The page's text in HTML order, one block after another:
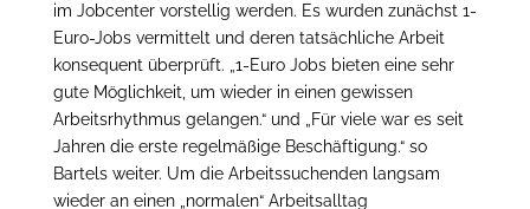
im Jobcenter vorstellig werden. Es wurden zunächst 1-
Euro-Jobs vermittelt und deren tatsächliche Arbeit
konsequent überprüft. „1-Euro Jobs bieten eine sehr
gute Möglichkeit, um wieder in einen gewissen
Arbeitsrhythmus gelangen.“ und „Für viele war es seit
Jahren die erste regelmäßige Beschäftigung.“ so
Bartels weiter. Um die Arbeitssuchenden langsam
wieder an einen „normalen“ Arbeitsalltag